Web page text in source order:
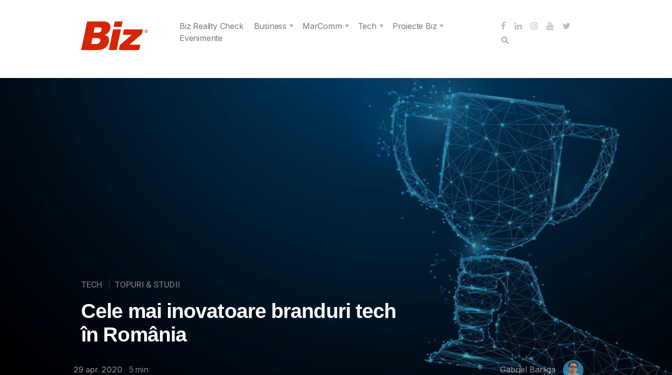
Biz Reality Check Business MarComm Tech
Proiecte Biz
Evenimente
TECH TOPURI & STUDII
Cele mai inovatoare branduri tech
în România
29 apr. 2020 5 min Gabriel Barliga